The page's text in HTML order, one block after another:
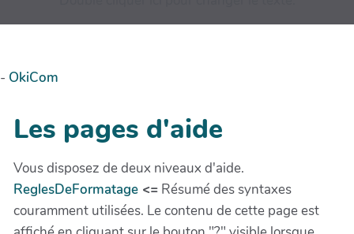
- OkiCom
Les pages d'aide
Vous disposez de deux niveaux d'aide.
ReglesDeFormatage <= Résumé des syntaxes
couramment utilisées. Le contenu de cette page est